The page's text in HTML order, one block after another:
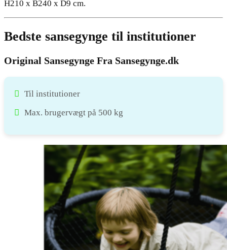
H210 x B240 x D9 cm.
Bedste sansegynge til institutioner
Original Sansegynge Fra Sansegynge.dk
Til institutioner
Max. brugervægt på 500 kg